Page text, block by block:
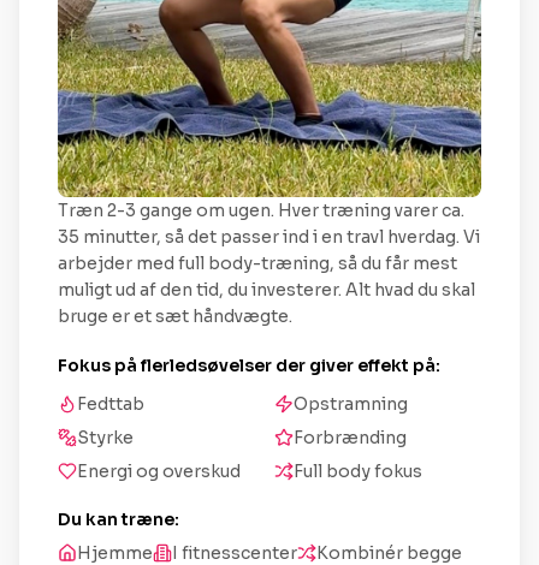
Træn 2-3 gange om ugen. Hver træning varer ca.
35 minutter, så det passer ind i en travl hverdag. Vi
arbejder med full body-træning, så du får mest
muligt ud af den tid, du investerer. Alt hvad du skal
bruge er et sæt håndvægte.
Fokus på flerledsøvelser der giver effekt på:
Fedttab
Opstramning
Styrke
Forbrænding
Energi og overskud
Full body fokus
Du kan træne:
Hjemme
I fitnesscenter Kombinér begge